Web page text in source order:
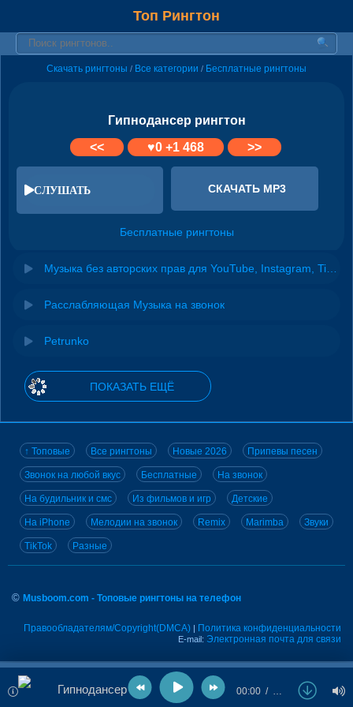
Топ Рингтон
Скачать рингтоны / Все категории / Бесплатные рингтоны
Гипнодансер рингтон
<<
♥0 +1 468 >>
СЛУШАТЬ СКАЧАТЬ MP3
Бесплатные рингтоны
Расслабляющая Музыка на звонок
Petrunko
ПОКАЗАТЬ ЕЩЁ
↑ Топовые Все рингтоны Новые 2026 Припевы песен
Звонок на любой вкус Бесплатные На звонок
На будильник и смс Из фильмов и игр Детские
На iPhone Мелодии на звонок Remix Marimba Звуки
TikTok Разные
© Musboom.com - Топовые рингтоны на телефон
Правообладателям/Copyright(DMCA) | Политика конфиденциальности
E-mail: Электронная почта для связи
Гипнодансер 00:00 …